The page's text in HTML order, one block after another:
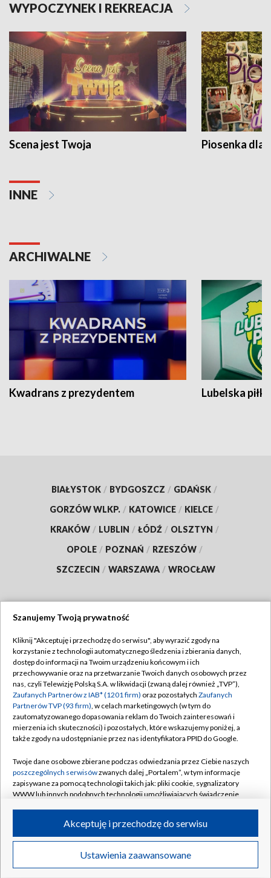
WYPOCZYNEK I REKREACJA
Scena jest Twoja Piosenka dla
INNE
ARCHIWALNE
Kwadrans z prezydentem Lubelska piłka
BIAŁYSTOK / BYDGOSZCZ / GDAŃSK /
GORZÓW WLKP. / KATOWICE / KIELCE /
KRAKÓW / LUBLIN / ŁÓDŹ / OLSZTYN /
OPOLE / POZNAŃ / RZESZÓW /
SZCZECIN / WARSZAWA / WROCŁAW
TVP
Abonament TVP
Emisja w TVP
Centrum informacji TVP
Naziemna Telewizja Cyfrowa
Rada Programowa
System NOS
Informacje o nadawcy
Program dla prasy
Ogłoszenie przetargowe
Regulamin TVP
Polityka prywatności
Moje zgody
Pomoc
Kontakt
Kanały
©2026 Telewizja Polska S.A. w likwidacji
Szanujemy Twoją prywatność
Kliknij "Akceptuję i przechodzę do serwisu", aby wyrazić zgody na
korzystanie z technologii automatycznego śledzenia i zbierania danych,
dostęp do informacji na Twoim urządzeniu końcowym i ich
przechowywanie oraz na przetwarzanie Twoich danych osobowych przez
nas, czyli Telewizję Polską S.A. w likwidacji (zwaną dalej również „TVP”),
Zaufanych Partnerów z IAB* (1201 firm) oraz pozostałych Zaufanych
Partnerów TVP (93 firm), w celach marketingowych (w tym do
zautomatyzowanego dopasowania reklam do Twoich zainteresowań i
mierzenia ich skuteczności) i pozostałych, które wskazujemy poniżej, a
także zgody na udostępnianie przez nas identyfikatora PPID do Google.
Twoje dane osobowe zbierane podczas odwiedzania przez Ciebie naszych
poszczególnych serwisówzwanych dalej „Portalem”, w tym informacje
zapisywane za pomocą technologii takich jak: pliki cookie, sygnalizatory
WWW lub innych podobnych technologii umożliwiających świadczenie
ruchu w Internecie.
Twoje dane osobowe zbierane podczas odwiedzania przez Ciebie
poszczególnych serwisówna Portalu, takie jak adresy IP, identyfikatory
Ustawienia zaawansowane
Akceptuję i przechodzę do serwisu